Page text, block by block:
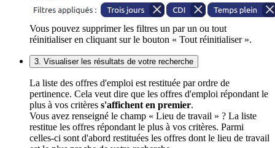
Vous pouvez supprimer les filtres un par un ou tout
réinitialiser en cliquant sur le bouton « Tout réinitialiser ».
3. Visualiser les résultats de votre recherche
La liste des offres d'emploi est restituée par ordre de
pertinence. Cela veut dire que les offres d'emploi répondant le
plus à vos critères s'affichent en premier.
Vous avez renseigné le champ « Lieu de travail » ? La liste
restitue les offres répondant le plus à vos critères. Parmi
celles-ci sont d'abord restituées les offres dont le lieu de travail